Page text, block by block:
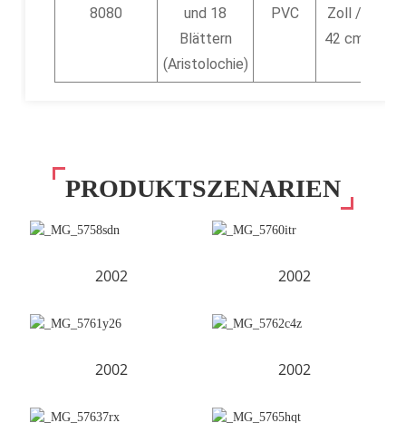
8080
und 18
Blättern
(Aristolochie)
PVC
Zoll /
42 cm
PRODUKTSZENARIEN
2002 2002
2002 2002